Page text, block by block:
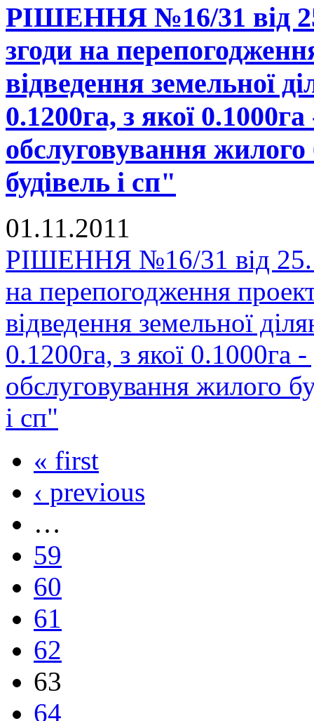
РІШЕННЯ №16/31 від
згоди на
відведення земельної
0.1200га, з якої
обслуговування жилого
будівель і сп"
01.11.2011
РІШЕННЯ №16/31 від
на перепогодження
відведення земельної
0.1200га, з якої 0.1000га
обслуговування жилого
і сп"
« first
‹ previous
…
59
60
61
62
63
64